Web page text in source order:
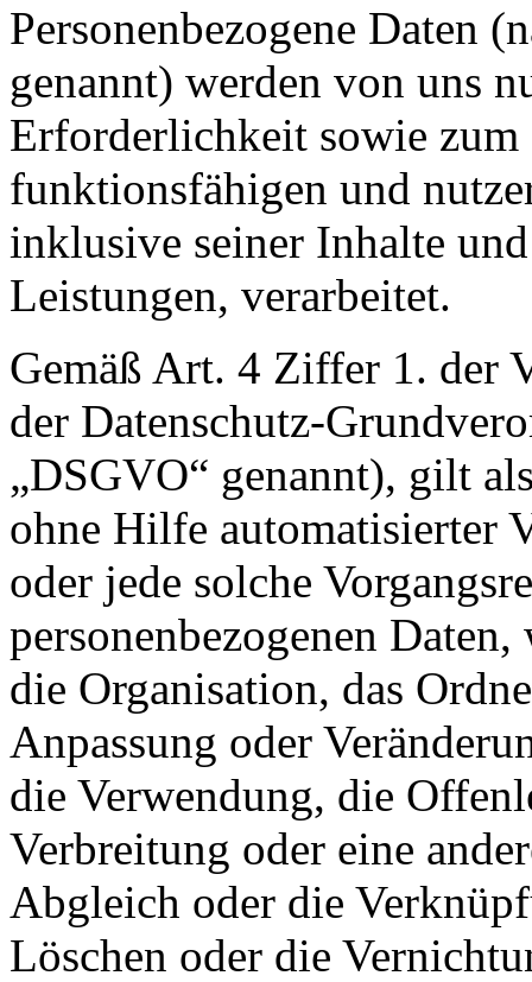
Personenbezogene Daten
genannt) werden von uns
Erforderlichkeit sowie zum
funktionsfähigen und
inklusive seiner Inhalte
Leistungen, verarbeitet.
Gemäß Art. 4 Ziffer 1. der
der Datenschutz-
„DSGVO“ genannt), gilt
ohne Hilfe automatisierter
oder jede solche
personenbezogenen
die Organisation, das
Anpassung oder
die Verwendung, die
Verbreitung oder eine
Abgleich oder die
Löschen oder die